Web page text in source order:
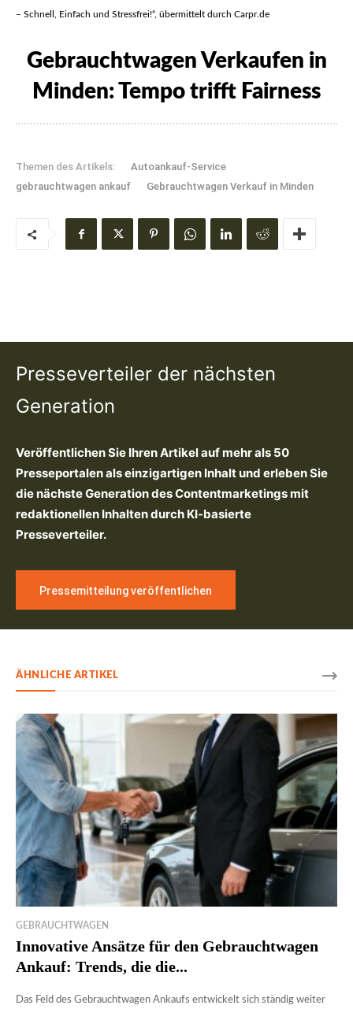
– Schnell, Einfach und Stressfrei!“, übermittelt durch Carpr.de
Gebrauchtwagen Verkaufen in
Minden: Tempo trifft Fairness
Themen des Artikels:
Autoankauf-Service
gebrauchtwagen ankauf
Gebrauchtwagen Verkauf in Minden
Presseverteiler der nächsten
Generation
Veröffentlichen Sie Ihren Artikel auf mehr als 50
Presseportalen als einzigartigen Inhalt und erleben Sie
die nächste Generation des Contentmarketings mit
redaktionellen Inhalten durch KI-basierte
Presseverteiler.
Pressemitteilung veröffentlichen
ÄHNLICHE ARTIKEL
GEBRAUCHTWAGEN
Innovative Ansätze für den Gebrauchtwagen
Ankauf: Trends, die die...
Das Feld des Gebrauchtwagen Ankaufs entwickelt sich ständig weiter